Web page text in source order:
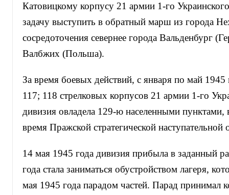
Катовицкому корпусу 21 армии 1-го
задачу выступить в обратный марш из города
сосредоточения севернее города Вальденбург
Валбжих (Польша).
За время боевых действий, с января по май 1945
117; 118 стрелковых корпусов 21 армии 1-го
дивизия овладела 129-ю населенными
время Пражской стратегической наступательной
14 мая 1945 года дивизия прибыла в заданный
года стала заниматься обустройством лагеря,
мая 1945 года парадом частей. Парад принимал